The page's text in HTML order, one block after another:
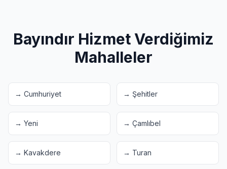
Bayındır Hizmet Verdiğimiz
Mahalleler
→ Cumhuriyet → Şehitler
→ Yeni → Çamlıbel
→ Kavakdere → Turan